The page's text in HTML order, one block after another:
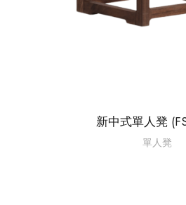
新中式單人凳
單人凳